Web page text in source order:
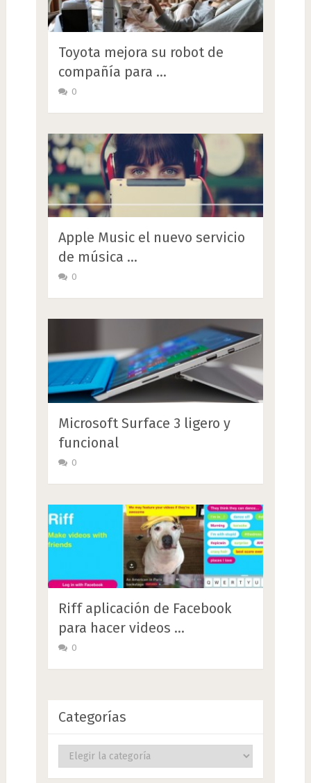
Toyota mejora su robot de
compañía para …
0
Apple Music el nuevo servicio
de música …
0
Microsoft Surface 3 ligero y
funcional
0
Riff aplicación de Facebook
para hacer videos …
0
Categorías
Categorías